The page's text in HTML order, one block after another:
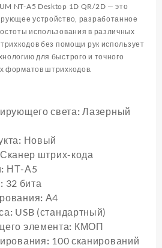
NT-A5 Desktop 1D QR/2D — это
устройство, разработанное
использования в различных
без помощи рук использует
для быстрого и точного
форматов штрихкодов.
света: Лазерный
Новый
Сканер штрих-кода
НТ-А5
32 бита
А4
USB (стандартный)
элемента: КМОП
100 сканирований